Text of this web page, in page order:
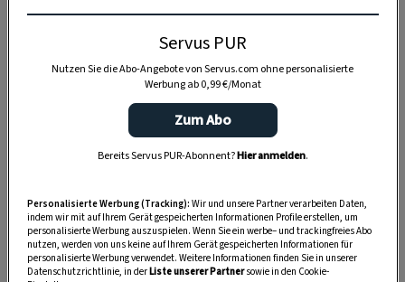
Servus PUR
Nutzen Sie die Abo-Angebote von Servus.com ohne personalisierte
Werbung ab 0,99 €/Monat
Zum Abo
Bereits Servus PUR-Abonnent?Hier anmelden.
Personalisierte Werbung (Tracking): Wir und unsere Partner verarbeiten Daten,
indem wir mit auf Ihrem Gerät gespeicherten Informationen Profile erstellen, um
personalisierte Werbung auszuspielen. Wenn Sie ein werbe– und trackingfreies Abo
nutzen, werden von uns keine auf Ihrem Gerät gespeicherten Informationen für
personalisierte Werbung verwendet. Weitere Informationen finden Sie in unserer
Datenschutzrichtlinie, in derListe unserer Partnersowie in den Cookie-